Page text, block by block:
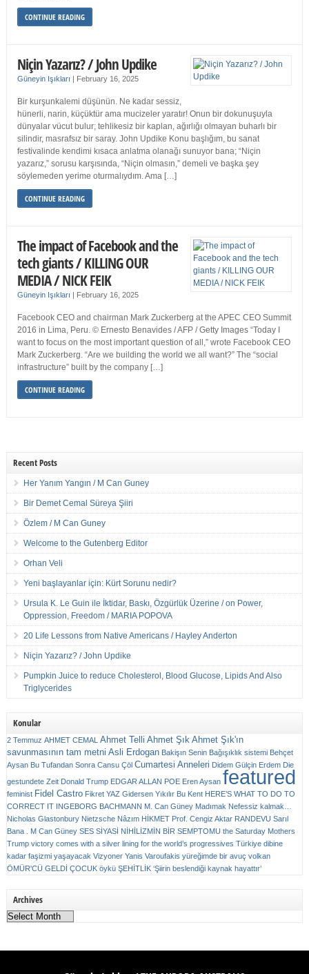
CONTINUE READING
Niçin Yazarız? / John Updike
Güneyin Işıkları | February 16, 2025
Bir kurşunkalemi düşünün. Ne kadar sessiz,
hünerli, narin, küçüktür ama mucizeler yaratır! Onun bir dokunuşuyla
dünyalar vücut bulur; tehlikesiz bir kaplan, ağırlığı olmayan buharlı bir
silindir, masrafsız bir saray. John Updike Konu başlığım, bu sanat
festivalinde kendimi kısaca anlatma olanağı sunuyor bana; “Niçin
yazarız,” sorusu karşısında, “Niçin olmasın,” demeli ve başka şey
söylemeden yerime oturmalıydım. Ama […]
CONTINUE READING
The impact of Facebook and the
tech giants / KILLING OUR
MEDIA / NICK FEIK
Güneyin Işıkları | February 16, 2025
Facebook CEO and chairman Mark Zuckerberg at the APEC CEO Summit
2016 in Lima, Peru. © Ernesto Benavides / AFP / Getty Images “Today I
want to focus on the most important question of all,” wrote Facebook CEO
Mark Zuckerberg. “Are we building the world we all want?” The “social
infrastructure” built by the company […]
CONTINUE READING
Recent Posts
Her Yanım Yangın / M Can Guney
Bir Demet Cemal Süreya Şiiri
Özlem / M Can Guney
Welcome to the Gutenberg Editor
Orhan Veli
Yeni başlayanlar için: Kürt Sorunu nedir?
Ursula K. Le Guin ile İktidar, Baskı, Özgürlük Üzerine / on Power,
Oppression, Freedom / MARIA POPOVA
20 Life Lessons from Native Americans / Hayley Anderton
Niçin Yazarız? / John Updike
Pumpkin Juice to reduce Cholesterol, Blood Glucose, Lipids And Also
Triglycerides
Konular
2 Temmuz AHMET CEMAL Ahmet Telli Ahmet Şık Ahmet Şık'ın
savunmasının tam metni Asli Erdogan Bakişın Senin Bağışıklık sistemi Behçet
Aysan Bu Tufandan Sonra Cansu Çöl Cumartesi Anneleri Didem Gülçin Erdem Die
gestundete Zeit Donald Trump EDGAR ALLAN POE Eren Aysan featured
feminist Fidel Castro Fikret YAZ Gidersen Yıkılır Bu Kent HERE’S WHAT TO DO TO
CORRECT IT INGEBORG BACHMANN M. Can Güney Madımak Nefessiz kalmak…
Nicholas Glastonbury Nietzsche Nâzım HİKMET Prof. Cengiz Aktar RANDEVU Sarıl
Bana . M Can Güney SES SİYASİ NİHİLİZMİN BİR SEMPTOMU the Saturday Mothers
Trump victory comes with a silver lining for the world’s progressives Türkiye dibine
kadar faşizmi yaşayacak Vizyoner Yanis Varoufakis yüreğimde bir avuç volkan
ÖMÜR'CÜ GELDİ ÇOCUK öykü ŞEHİTLİK ‘Şiirin beslendiği kaynak hayattır’
Archives
Archives